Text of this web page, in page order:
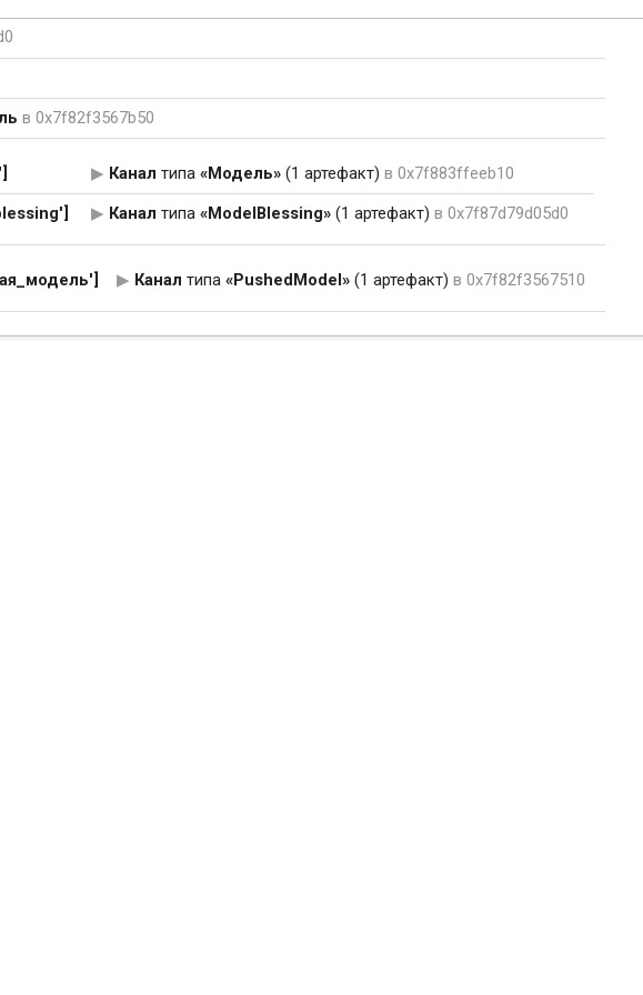
в 0x7f82f3567b50
Канал типа «Модель» (1 артефакт) в 0x7f883ffeeb10
Канал типа «ModelBlessing» (1 артефакт) в 0x7f87d79d05d0
Канал типа «PushedModel» (1 артефакт) в 0x7f82f3567510